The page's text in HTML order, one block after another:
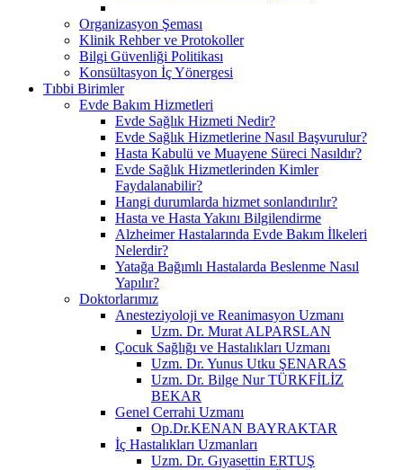
Organizasyon Şeması
Klinik Rehber ve Protokoller
Bilgi Güvenliği Politikası
Konsültasyon İç Yönergesi
Tıbbi Birimler
Evde Bakım Hizmetleri
Evde Sağlık Hizmeti Nedir?
Evde Sağlık Hizmetlerine Nasıl Başvurulur?
Hasta Kabulü ve Muayene Süreci Nasıldır?
Evde Sağlık Hizmetlerinden Kimler
Faydalanabilir?
Hangi durumlarda hizmet sonlandırılır?
Hasta ve Hasta Yakını Bilgilendirme
Alzheimer Hastalarında Evde Bakım İlkeleri
Nelerdir?
Yatağa Bağımlı Hastalarda Beslenme Nasıl
Yapılır?
Doktorlarımız
Anesteziyoloji ve Reanimasyon Uzmanı
Uzm. Dr. Murat ALPARSLAN
Çocuk Sağlığı ve Hastalıkları Uzmanı
Uzm. Dr. Yunus Utku ŞENARAS
Uzm. Dr. Bilge Nur TÜRKFİLİZ
BEKAR
Genel Cerrahi Uzmanı
Op.Dr.KENAN BAYRAKTAR
İç Hastalıkları Uzmanları
Uzm. Dr. Gıyasettin ERTUŞ